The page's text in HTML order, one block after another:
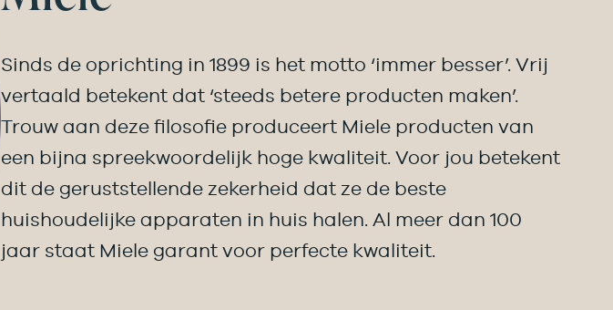
Sinds de oprichting in 1899 is het motto ‘immer besser’. Vrij
vertaald betekent dat ‘steeds betere producten maken’.
Trouw aan deze filosofie produceert Miele producten van
een bijna spreekwoordelijk hoge kwaliteit. Voor jou betekent
dit de geruststellende zekerheid dat ze de beste
huishoudelijke apparaten in huis halen. Al meer dan 100
jaar staat Miele garant voor perfecte kwaliteit.